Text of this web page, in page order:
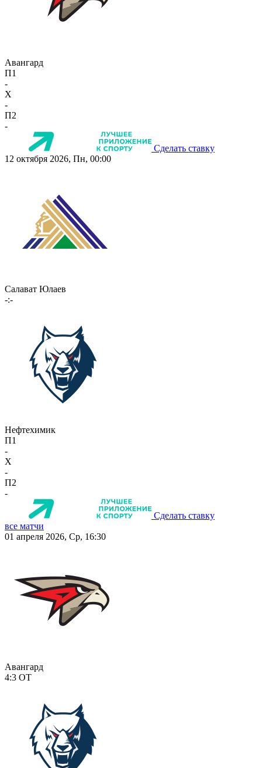
Авангард
П1
-
X
-
П2
-
Сделать ставку
12 октября 2026, Пн, 00:00
Салават Юлаев
-:-
Нефтехимик
П1
-
X
-
П2
-
Сделать ставку
все матчи
01 апреля 2026, Ср, 16:30
Авангард
4:3 ОТ